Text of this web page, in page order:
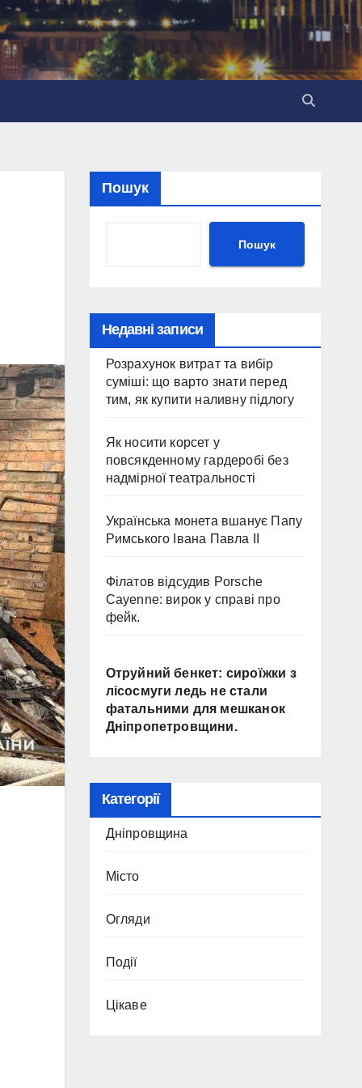
Пошук
Пошук
Недавні записи
Розрахунок витрат та вибір
суміші: що варто знати перед
тим, як купити наливну підлогу
Як носити корсет у
повсякденному гардеробі без
надмірної театральності
Українська монета вшанує Папу
Римського Івана Павла II
Філатов відсудив Porsche
Cayenne: вирок у справі про
фейк.
Отруйний бенкет: сироїжки з
лісосмуги ледь не стали
фатальними для мешканок
Дніпропетровщини.
Категорії
Дніпровщина
Місто
Огляди
Події
Цікаве